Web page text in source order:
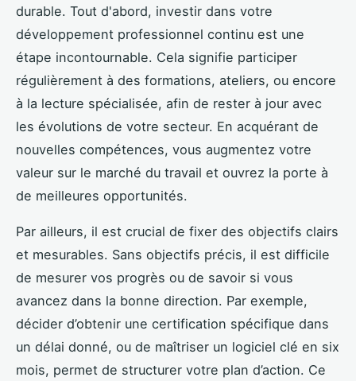
durable. Tout d'abord, investir dans votre
développement professionnel continu est une
étape incontournable. Cela signifie participer
régulièrement à des formations, ateliers, ou encore
à la lecture spécialisée, afin de rester à jour avec
les évolutions de votre secteur. En acquérant de
nouvelles compétences, vous augmentez votre
valeur sur le marché du travail et ouvrez la porte à
de meilleures opportunités.
Par ailleurs, il est crucial de fixer des objectifs clairs
et mesurables. Sans objectifs précis, il est difficile
de mesurer vos progrès ou de savoir si vous
avancez dans la bonne direction. Par exemple,
décider d’obtenir une certification spécifique dans
un délai donné, ou de maîtriser un logiciel clé en six
mois, permet de structurer votre plan d’action. Ce